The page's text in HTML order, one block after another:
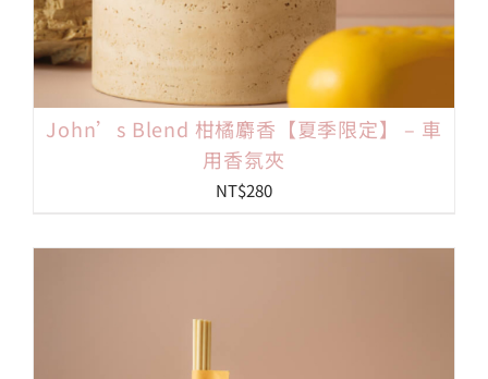
John’s Blend 柑橘麝香【夏季限定】 – 車
用香氛夾
NT$280